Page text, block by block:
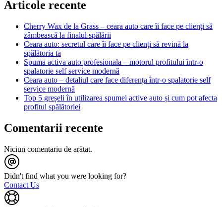
Articole recente
Cherry Wax de la Grass – ceara auto care îi face pe clienți să
zâmbească la finalul spălării
Ceara auto: secretul care îi face pe clienți să revină la
spălătoria ta
Spuma activa auto profesionala – motorul profitului într-o
spalatorie self service modernă
Ceara auto – detaliul care face diferența într-o spalatorie self
service modernă
Top 5 greșeli în utilizarea spumei active auto și cum pot afecta
profitul spălătoriei
Comentarii recente
Niciun comentariu de arătat.
Didn't find what you were looking for?
Contact Us